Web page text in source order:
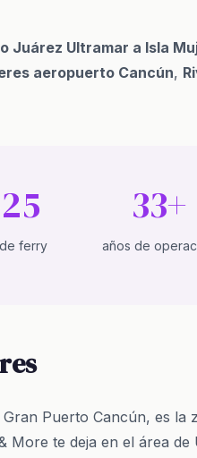
Juárez Ultramar a Isla
aeropuerto Cancún,
ferry
33+
años de
Puerto Cancún, es la
More te deja en el área de